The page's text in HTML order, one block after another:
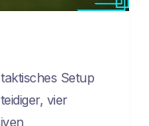
Setup
vier